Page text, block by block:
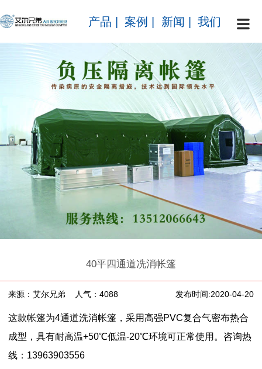
产品 案例 新闻 我们
40平四通道冼消帐篷
来源：艾尔兄弟 人气：4088 发布时间:2020-04-20
这款帐篷为4通道洗消帐篷，采用高强PVC复合气密布热合
成型，具有耐高温+50℃低温-20℃环境可正常使用。咨询热
线：13963903556